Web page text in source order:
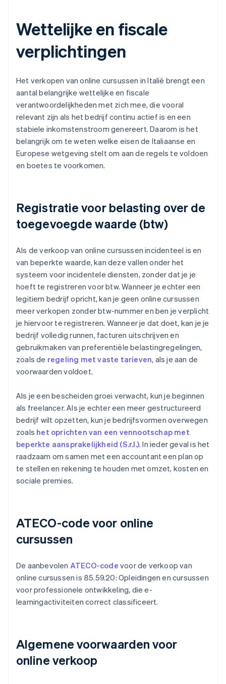
Wettelijke en fiscale
verplichtingen
Het verkopen van online cursussen in Italië brengt een
aantal belangrijke wettelijke en fiscale
verantwoordelijkheden met zich mee, die vooral
relevant zijn als het bedrijf continu actief is en een
stabiele inkomstenstroom genereert. Daarom is het
belangrijk om te weten welke eisen de Italiaanse en
Europese wetgeving stelt om aan de regels te voldoen
en boetes te voorkomen.
Registratie voor belasting over de
toegevoegde waarde (btw)
Als de verkoop van online cursussen incidenteel is en
van beperkte waarde, kan deze vallen onder het
systeem voor incidentele diensten, zonder dat je je
hoeft te registreren voor btw. Wanneer je echter een
legitiem bedrijf opricht, kan je geen online cursussen
meer verkopen zonder btw-nummer en ben je verplicht
je hiervoor te registreren. Wanneer je dat doet, kan je je
bedrijf volledig runnen, facturen uitschrijven en
gebruikmaken van preferentiële belastingregelingen,
zoals de regeling met vaste tarieven, als je aan de
voorwaarden voldoet.
Als je een bescheiden groei verwacht, kun je beginnen
als freelancer. Als je echter een meer gestructureerd
bedrijf wilt opzetten, kun je bedrijfsvormen overwegen
zoals het oprichten van een vennootschap met
beperkte aansprakelijkheid (S.r.l.). In ieder geval is het
raadzaam om samen met een accountant een plan op
te stellen en rekening te houden met omzet, kosten en
sociale premies.
ATECO-code voor online
cursussen
De aanbevolen ATECO-code voor de verkoop van
online cursussen is 85.59.20: Opleidingen en cursussen
voor professionele ontwikkeling, die e-
learningactiviteiten correct classificeert.
Algemene voorwaarden voor
online verkoop